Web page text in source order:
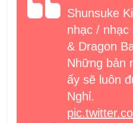
Shunsuke
nhạc / nhạc
& Dragon
Những bản
ấy sẽ luôn
Nghỉ.